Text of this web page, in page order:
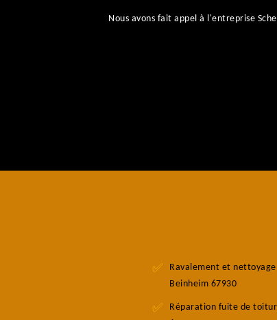
Nous avons fait appel à l'entreprise
Ravalement et
Beinheim 67930
Réparation fuite de